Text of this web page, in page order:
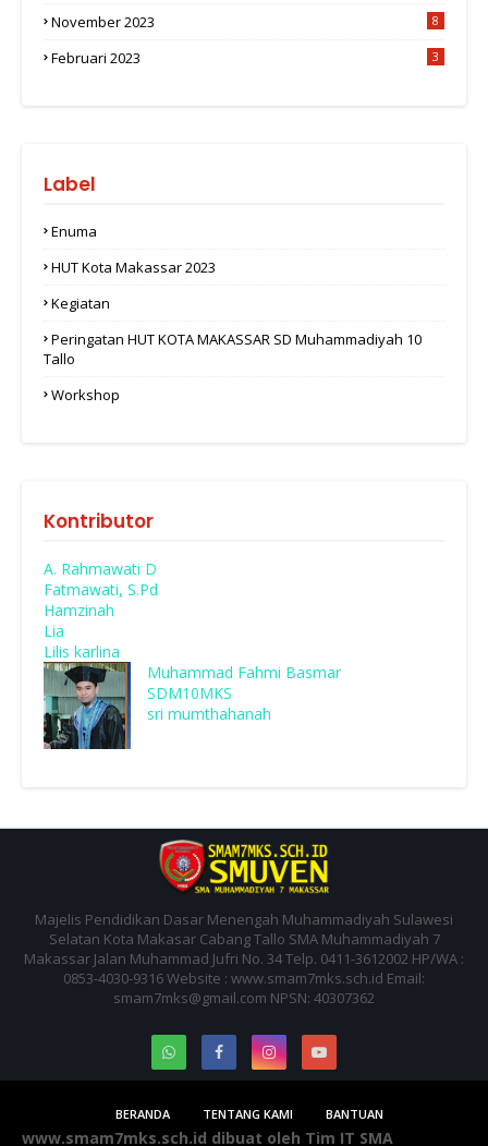
November 2023 8
Februari 2023 3
Label
Enuma
HUT Kota Makassar 2023
Kegiatan
Peringatan HUT KOTA MAKASSAR SD Muhammadiyah 10
Tallo
Workshop
Kontributor
A. Rahmawati D
Fatmawati, S.Pd
Hamzinah
Lia
Lilis karlina
Muhammad Fahmi Basmar
SDM10MKS
sri mumthahanah
Majelis Pendidikan Dasar Menengah Muhammadiyah Sulawesi
Selatan Kota Makasar Cabang Tallo SMA Muhammadiyah 7
Makassar Jalan Muhammad Jufri No. 34 Telp. 0411-3612002 HP/WA :
0853-4030-9316 Website : www.smam7mks.sch.id Email:
smam7mks@gmail.com NPSN: 40307362
BERANDA TENTANG KAMI BANTUAN
www.smam7mks.sch.id dibuat oleh Tim IT SMA